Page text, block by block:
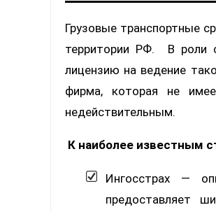
Грузовые транспортные
территории РФ. В роли
лицензию на ведение
фирма, которая не
недействительным.
К наиболее известным
Ингосстрах —
предоставляет